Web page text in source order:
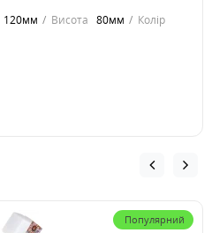
120мм Висота 80мм
Колір
Популярний